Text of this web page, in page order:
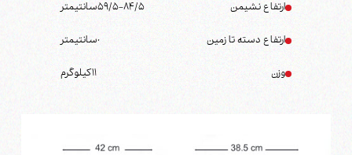
ارتفاع نشیمن 59/5-84/5سانتیمتر
ارتفاع دسته تا زمین 0سانتیمتر
وزن 11کیلوگرم